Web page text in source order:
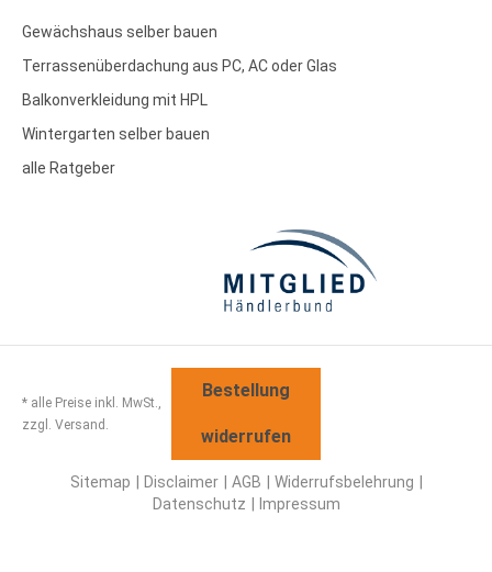
Gewächshaus selber bauen
Terrassenüberdachung aus PC, AC oder Glas
Balkonverkleidung mit HPL
Wintergarten selber bauen
alle Ratgeber
* alle Preise inkl. MwSt.,
zzgl. Versand.
Bestellung
widerrufen
Sitemap Disclaimer AGB
Widerrufsbelehrung
Datenschutz
Impressum